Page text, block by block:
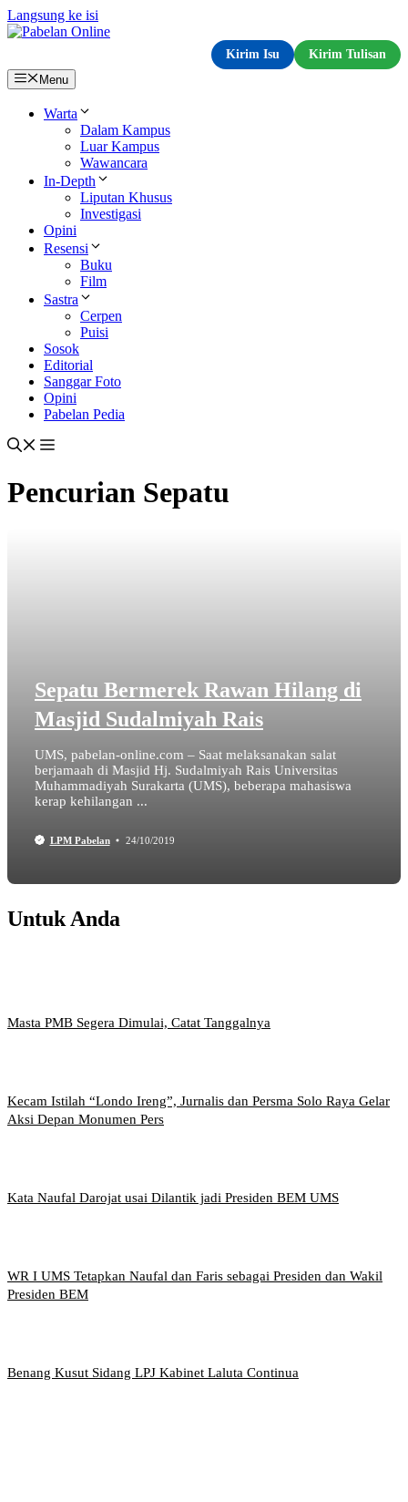
Langsung ke isi
Kirim Isu
Kirim Tulisan
Menu
Warta
Dalam Kampus
Luar Kampus
Wawancara
In-Depth
Liputan Khusus
Investigasi
Opini
Resensi
Buku
Film
Sastra
Cerpen
Puisi
Sosok
Editorial
Sanggar Foto
Opini
Pabelan Pedia
Pencurian Sepatu
Sepatu Bermerek Rawan Hilang di
Masjid Sudalmiyah Rais
UMS, pabelan-online.com – Saat melaksanakan salat
berjamaah di Masjid Hj. Sudalmiyah Rais Universitas
Muhammadiyah Surakarta (UMS), beberapa mahasiswa
kerap kehilangan ...
LPM Pabelan 24/10/2019
Untuk Anda
Masta PMB Segera Dimulai, Catat Tanggalnya
Kecam Istilah “Londo Ireng”, Jurnalis dan Persma Solo Raya Gelar
Aksi Depan Monumen Pers
Kata Naufal Darojat usai Dilantik jadi Presiden BEM UMS
WR I UMS Tetapkan Naufal dan Faris sebagai Presiden dan Wakil
Presiden BEM
Benang Kusut Sidang LPJ Kabinet Laluta Continua